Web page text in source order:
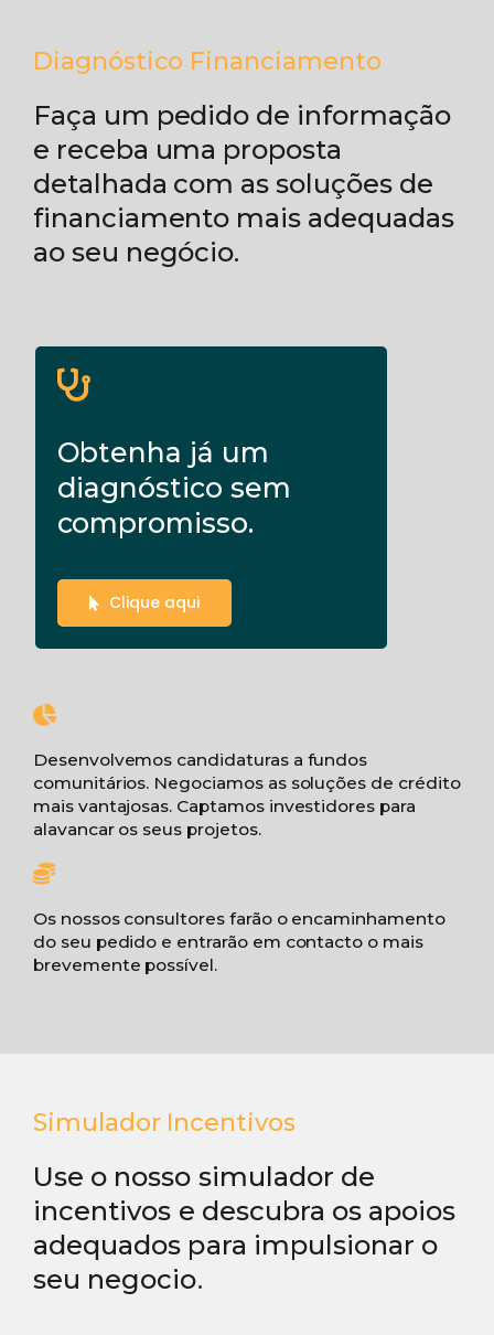
Diagnóstico Financiamento
Faça um pedido de informação
e receba uma proposta
detalhada com as soluções de
financiamento mais adequadas
ao seu negócio.
Obtenha já um
diagnóstico sem
compromisso.
Clique aqui
Desenvolvemos candidaturas a fundos
comunitários. Negociamos as soluções de crédito
mais vantajosas. Captamos investidores para
alavancar os seus projetos.
Os nossos consultores farão o encaminhamento
do seu pedido e entrarão em contacto o mais
brevemente possível.
Simulador Incentivos
Use o nosso simulador de
incentivos e descubra os apoios
adequados para impulsionar o
seu negocio.